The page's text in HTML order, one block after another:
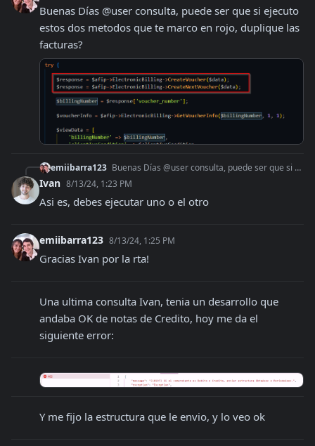
Buenas Días @user consulta, puede ser que si ejecuto
estos dos metodos que te marco en rojo, duplique las
facturas?
emiibarra123 Buenas Días @user consulta, puede ser que si ejecuto estos dos metodos que te marco en rojo, duplique las facturas?
Ivan 8/13/24, 1:23 PM
Asi es, debes ejecutar uno o el otro
emiibarra123 8/13/24, 1:25 PM
Gracias Ivan por la rta!
Una ultima consulta Ivan, tenia un desarrollo que
andaba OK de notas de Credito, hoy me da el
siguiente error:
Y me fijo la estructura que le envio, y lo veo ok